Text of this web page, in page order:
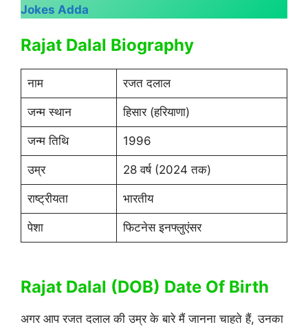
Jokes Adda
Rajat Dalal Biography
नाम रजत दलाल
जन्म स्थान हिसार (हरियाणा)
जन्म तिथि 1996
उम्र 28 वर्ष (2024 तक)
राष्ट्रीयता भारतीय
पेशा फिटनेस इनफ्लुएंसर
Rajat Dalal (DOB) Date Of Birth
अगर आप रजत दलाल की उम्र के बारे मैं जानना चाहते हैं, उनका